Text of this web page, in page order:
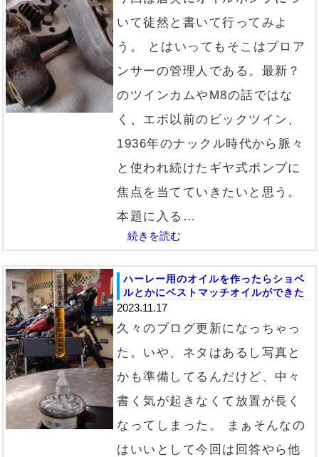
いて徒然と書いて行ってみよ
う。 とはいってもそこはプロア
ンサーの管理人である。最新？
のツインカムやM8の話ではな
く、エボ以前のビックツイン、
1936年のナックル時代から脈々
と使われ続けたギヤ式ポンプに
焦点を当てていきたいと思う。
本題に入る…
続きを読む
ハーレー用のオイルを作ったらショベ
ルとかにベストマッチオイルができた
2023.11.17
久々のブログ更新になっちゃっ
た。いや、ネタはあるし写真と
かも準備してるんだけど、中々
書く気が起きなくて放置が長く
なってしまった。 まぁそんなの
はいいとして今回は回答やら他